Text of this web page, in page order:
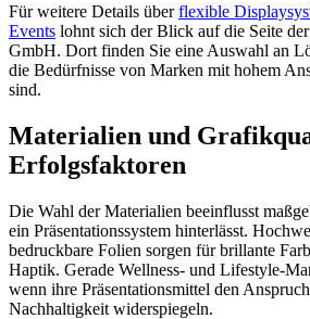
Für weitere Details überflexible
Events lohnt sich der Blick auf die Seite
GmbH. Dort finden Sie eine Auswahl an
die Bedürfnisse von Marken mit hohem
sind.
Materialien und
Erfolgsfaktoren
Die Wahl der Materialien beeinflusst
ein Präsentationssystem hinterlässt.
bedruckbare Folien sorgen für brillante
Haptik. Gerade Wellness- und Lifestyle-
wenn ihre Präsentationsmittel den
Nachhaltigkeit widerspiegeln.